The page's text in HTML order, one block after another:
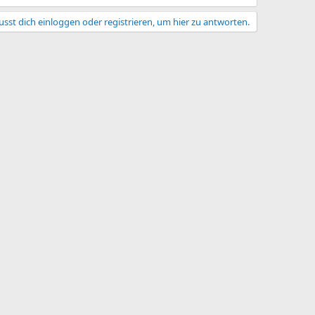
dich einloggen oder registrieren, um hier zu antworten.